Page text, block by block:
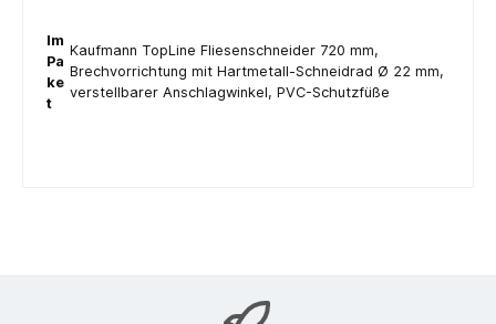
Im
Pa
ke
t
Kaufmann TopLine Fliesenschneider 720 mm,
Brechvorrichtung mit Hartmetall-Schneidrad Ø 22 mm,
verstellbarer Anschlagwinkel, PVC-Schutzfüße